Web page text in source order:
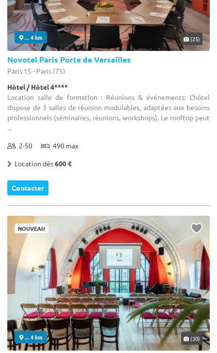
... 4 km (25)
Novotel Paris Porte de Versailles
Paris 15 - Paris (75)
Hôtel / Hôtel 4****
Location salle de formation : Réunions & événements: L’hôtel
dispose de 3 salles de réunion modulables, adaptées aux besoins
professionnels (séminaires, réunions, workshops). Le rooftop peut
2-50 490 max
Location dès600 €
Contacter
NOUVEAU
... 4 km (30)